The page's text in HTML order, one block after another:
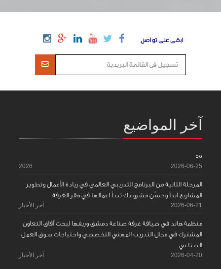
ابقى على تواصل
آخر المواضيع
55
2026-06-25
2026
المرحلة الثانية من البرنامج التدريبي العالمي في ريادة الأعمال وتطوير
المشاريع ابدأ وحسّن مشروعك تبدأ اعمالها في مقر الغرفة
2026-06-21 آخر الأخبار
منظمة هاند في ضيافة غرفة صناعة دمشق وريفها لبحث آفاق التعاون
المشترك في مجال التدريب المهني التخصصي واحتياجات سوق العمل
الصناعي
2026-04-20 آخر الأخبار